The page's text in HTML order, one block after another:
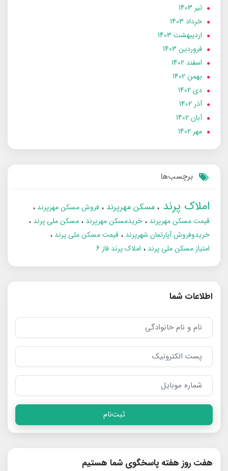
تير 1403
خرداد 1403
ارديبهشت 1403
فروردین 1403
اسفند 1402
بهمن 1402
دی 1402
آذر 1402
آبان 1402
مهر 1402
برچسب‌ها
املاک پرند مسکن مهرپرند
فروش مسکن مهرپرند
قیمت مسکن مهرپرند
خریدمسکن مهرپرند
مسکن ملی پرند
خریدوفروش آپارتمان شهرپرند
قیمت مسکن ملی پرند
امتیاز مسکن ملی پرند
املاک پرند فاز 6
اطلاعات شما
ثبت‌نام
هفت روز هفته پاسخگوی شما هستیم